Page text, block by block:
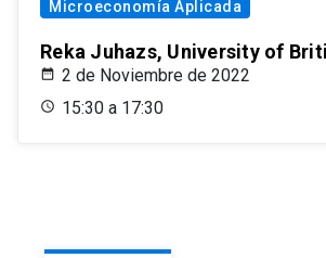
Microeconomía Aplicada
Reka Juhazs, University of
2 de Noviembre de 2022
15:30 a 17:30